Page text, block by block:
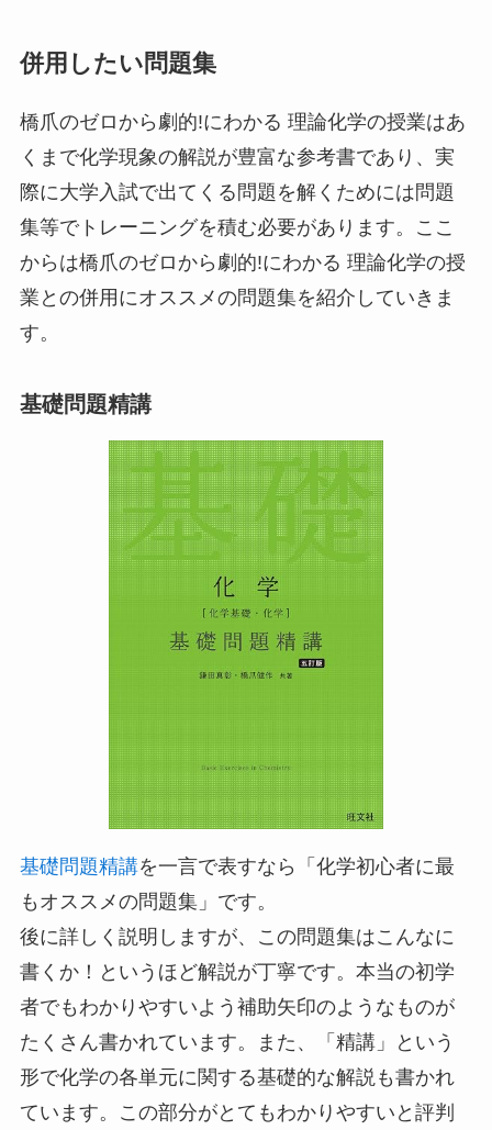
併用したい問題集
橋爪のゼロから劇的!にわかる 理論化学の授業はあ
くまで化学現象の解説が豊富な参考書であり、実
際に大学入試で出てくる問題を解くためには問題
集等でトレーニングを積む必要があります。ここ
からは橋爪のゼロから劇的!にわかる 理論化学の授
業との併用にオススメの問題集を紹介していきま
す。
基礎問題精講
基礎問題精講を一言で表すなら「化学初心者に最
もオススメの問題集」です。
後に詳しく説明しますが、この問題集はこんなに
書くか！というほど解説が丁寧です。本当の初学
者でもわかりやすいよう補助矢印のようなものが
たくさん書かれています。また、「精講」という
形で化学の各単元に関する基礎的な解説も書かれ
ています。この部分がとてもわかりやすいと評判